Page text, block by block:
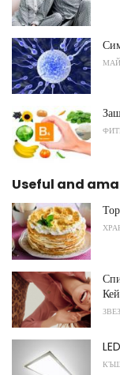
Useful and